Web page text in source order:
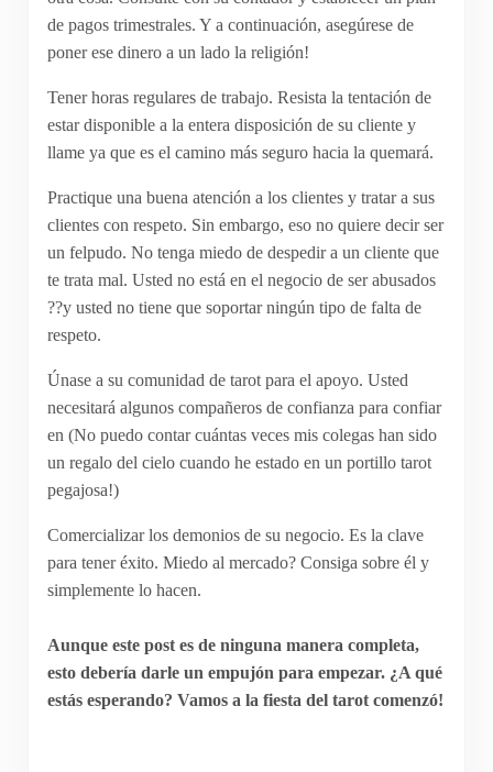
de pagos trimestrales. Y a continuación, asegúrese de
poner ese dinero a un lado la religión!
Tener horas regulares de trabajo. Resista la tentación de
estar disponible a la entera disposición de su cliente y
llame ya que es el camino más seguro hacia la quemará.
Practique una buena atención a los clientes y tratar a sus
clientes con respeto. Sin embargo, eso no quiere decir ser
un felpudo. No tenga miedo de despedir a un cliente que
te trata mal. Usted no está en el negocio de ser abusados
??y usted no tiene que soportar ningún tipo de falta de
respeto.
Únase a su comunidad de tarot para el apoyo. Usted
necesitará algunos compañeros de confianza para confiar
en (No puedo contar cuántas veces mis colegas han sido
un regalo del cielo cuando he estado en un portillo tarot
pegajosa!)
Comercializar los demonios de su negocio. Es la clave
para tener éxito. Miedo al mercado? Consiga sobre él y
simplemente lo hacen.
Aunque este post es de ninguna manera completa,
esto debería darle un empujón para empezar. ¿A qué
estás esperando? Vamos a la fiesta del tarot comenzó!